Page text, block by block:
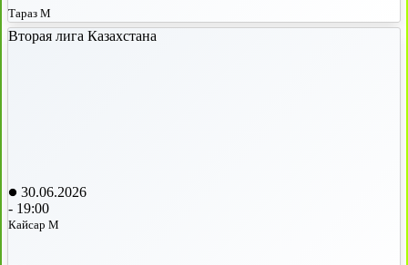
Тараз М
Вторая лига Казахстана
30.06.2026
- 19:00
Кайсар М